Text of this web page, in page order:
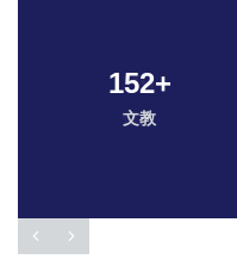
152+
文教